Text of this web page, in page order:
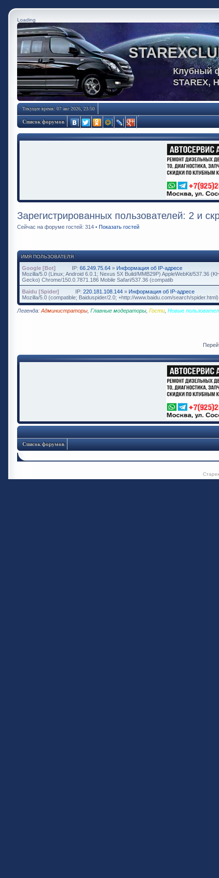
Loading
Клубный
STAREX,
Текущее время: 07 авг 2026, 23:50
Список форумов
Зарегистрированных пользователей: 2 и
Сейчас на форуме гостей: 314 • Показать гостей
ИМЯ ПОЛЬЗОВАТЕЛЯ
Google [Bot] IP: 66.249.75.64 » Информация об IP-адресе
Mozilla/5.0 (Linux; Android 6.0.1; Nexus 5X Build/MMB29P) AppleWebKit/537.36
Gecko) Chrome/150.0.7871.186 Mobile Safari/537.36 (compatib
Baidu [Spider]
IP: 220.181.108.144 » Информация об IP-адресе
Mozilla/5.0 (compatible; Baiduspider/2.0; +http://www.baidu.com/search/spider.html)
Легенда: Администраторы Главные модераторы Гости Новые
Список форумов